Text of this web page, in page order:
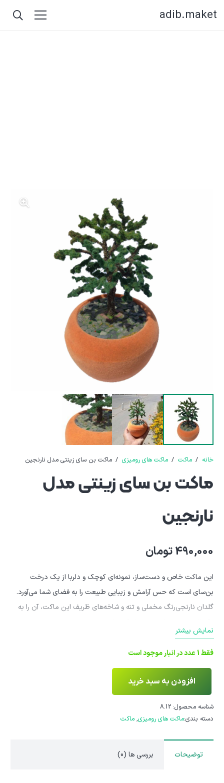
adib.maket
خانه / ماکت / ماکت های رومیزی / ماکت بن سای زینتی مدل نارنجین
ماکت بن سای زینتی مدل
نارنجین
490,000تومان
این ماکت خاص و دست‌ساز، نمونه‌ای کوچک و دلربا از یک درخت
بن‌سای است که حس آرامش و زیبایی طبیعت را به فضای شما می‌آورد.
گلدان نارنجی‌رنگ مخملی و تنه و شاخه‌های ظریف این ماکت، آن را به
نمایش بیشتر
فقط 1 عدد در انبار موجود است
بن
سای
افزودن به سبد خرید
شناسه محصول: 8.12
دسته بندی:ماکت های رومیزی, ماکت
توضیحات بررسی ها (0)